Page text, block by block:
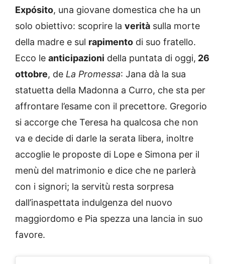
Expósito, una giovane domestica che ha un
solo obiettivo: scoprire la verità sulla morte
della madre e sul rapimento di suo fratello.
Ecco le anticipazioni della puntata di oggi, 26
ottobre, de La Promessa: Jana dà la sua
statuetta della Madonna a Curro, che sta per
affrontare l’esame con il precettore. Gregorio
si accorge che Teresa ha qualcosa che non
va e decide di darle la serata libera, inoltre
accoglie le proposte di Lope e Simona per il
menù del matrimonio e dice che ne parlerà
con i signori; la servitù resta sorpresa
dall’inaspettata indulgenza del nuovo
maggiordomo e Pia spezza una lancia in suo
favore.